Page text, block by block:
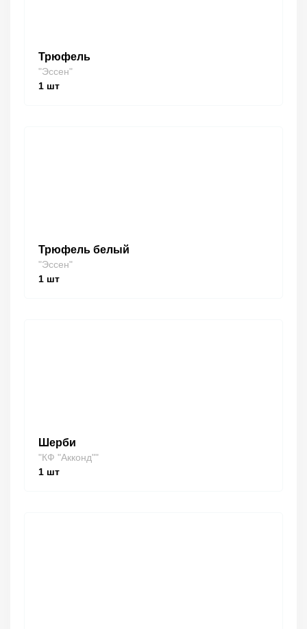
Трюфель
"Эссен"
1 шт
Трюфель белый
"Эссен"
1 шт
Шерби
"КФ "Акконд""
1 шт